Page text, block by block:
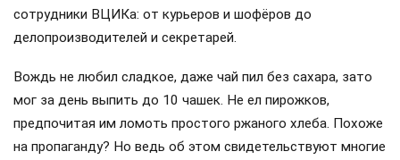
сотрудники ВЦИКа: от курьеров и шофёров до
делопроизводителей и секретарей.
Вождь не любил сладкое, даже чай пил без сахара, зато
мог за день выпить до 10 чашек. Не ел пирожков,
предпочитая им ломоть простого ржаного хлеба. Похоже
на пропаганду? Но ведь об этом свидетельствуют многие